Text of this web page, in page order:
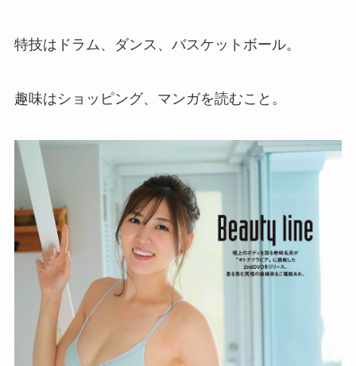
特技はドラム、ダンス、バスケットボール。
趣味はショッピング、マンガを読むこと。